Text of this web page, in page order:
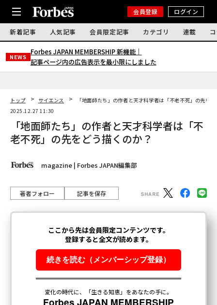
会員登録 ログイン
新着記事 人気記事 会員限定記事 カテゴリ 連載
NEWS
Forbes JAPAN MEMBERSHIP 新機能｜
記事ページ内の広告表示を最小限にしました
トップ サイエンス
「地面師たち」の作者と天才科学者は「不老不死」の先を
2025.12.27 11:30
「地面師たち」の作者と天才科学者は「不
老不死」の先をどう描くのか？
magazine | Forbes JAPAN編集部
著者フォロー 記事を保存